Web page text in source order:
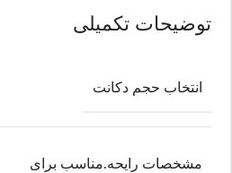
توضیحات تکمیلی
انتخاب حجم دکانت
مشخصات رایحه.مناسب برای